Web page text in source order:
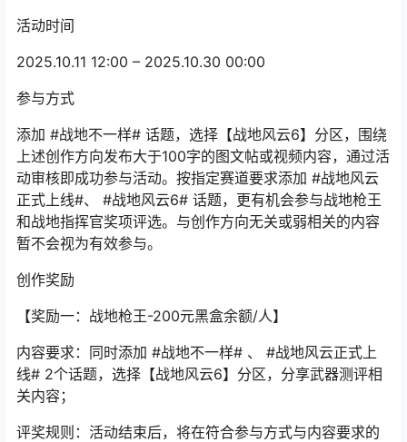
活动时间
2025.10.11 12:00 – 2025.10.30 00:00
参与方式
添加 #战地不一样# 话题，选择【战地风云6】分区，围绕
上述创作方向发布大于100字的图文帖或视频内容，通过活
动审核即成功参与活动。按指定赛道要求添加 #战地风云
正式上线#、 #战地风云6# 话题，更有机会参与战地枪王
和战地指挥官奖项评选。与创作方向无关或弱相关的内容
暂不会视为有效参与。
创作奖励
【奖励一：战地枪王-200元黑盒余额/人】
内容要求：同时添加 #战地不一样# 、 #战地风云正式上
线# 2个话题，选择【战地风云6】分区，分享武器测评相
关内容；
评奖规则：活动结束后，将在符合参与方式与内容要求的